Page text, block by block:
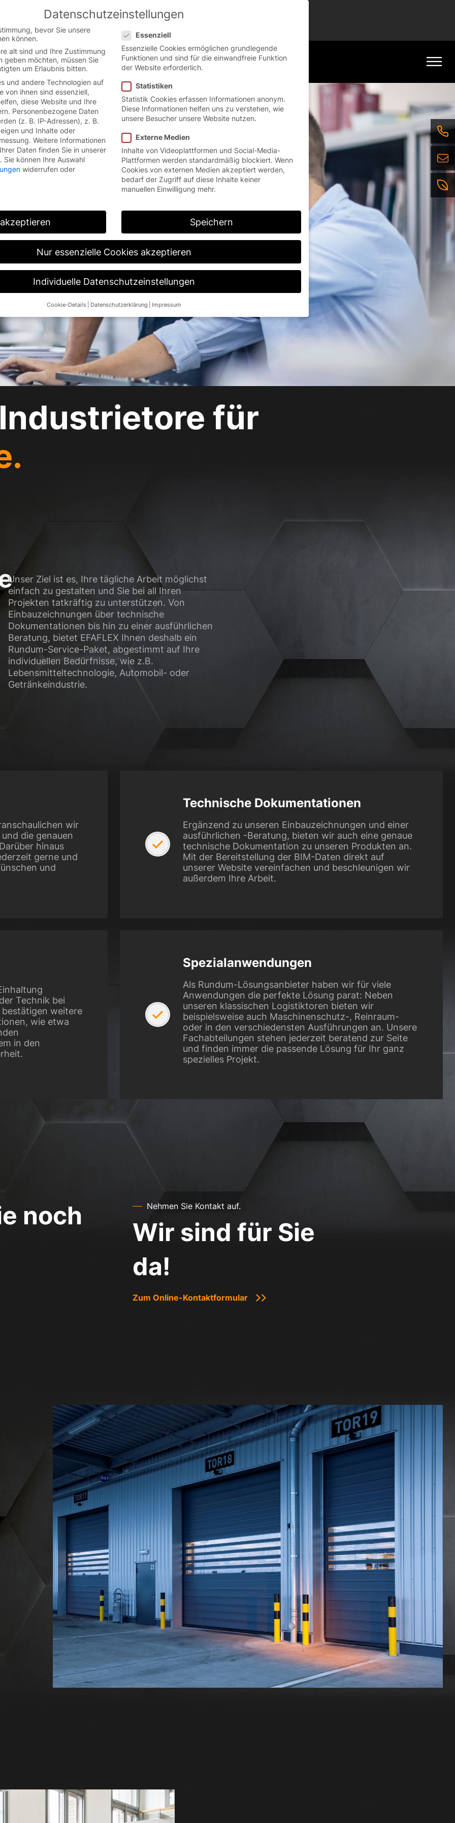
German website.
English
für
Unser Ziel ist es, Ihre tägliche Arbeit möglichst
einfach zu gestalten und Sie bei all Ihren
Projekten tatkräftig zu unterstützen. Von
Einbauzeichnungen über technische
Dokumentationen bis hin zu einer ausführlichen
Beratung, bietet EFAFLEX Ihnen deshalb ein
Rundum-Service-Paket, abgestimmt auf Ihre
individuellen Bedürfnisse, wie z.B.
Lebensmitteltechnologie, Automobil- oder
Getränkeindustrie.
wir
die genauen
hinaus
gerne und
und
Technische Dokumentationen
Ergänzend zu unseren Einbauzeichnungen und einer
ausführlichen -Beratung, bieten wir auch eine genaue
technische Dokumentation zu unseren Produkten an.
Mit der Bereitstellung der BIM-Daten direkt auf
unserer Website vereinfachen und beschleunigen wir
außerdem Ihre Arbeit.
Technik bei
bestätigen weitere
wie etwa
in den
Spezialanwendungen
Als Rundum-Lösungsanbieter haben wir für viele
Anwendungen die perfekte Lösung parat: Neben
unseren klassischen Logistiktoren bieten wir
beispielsweise auch Maschinenschutz-, Reinraum-
oder in den verschiedensten Ausführungen an. Unsere
Fachabteilungen stehen jederzeit beratend zur Seite
und finden immer die passende Lösung für Ihr ganz
spezielles Projekt.
noch
Nehmen Sie Kontakt auf.
Wir sind für Sie
da!
Zum Online-Kontaktformular
Datenschutzeinstellungen
bevor Sie unsere
können.
alt sind und Ihre Zustimmung
geben möchten, müssen Sie
um Erlaubnis bitten.
und andere Technologien auf
von ihnen sind essenziell,
diese Website und Ihre
Personenbezogene Daten
(z. B. IP-Adressen), z. B.
und Inhalte oder
Weitere Informationen
Daten finden Sie in unserer
. Sie können Ihre Auswahl
widerrufen oder
Essenziell
Essenzielle Cookies ermöglichen grundlegende
Funktionen und sind für die einwandfreie Funktion
der Website erforderlich.
Statistiken
Statistik Cookies erfassen Informationen anonym.
Diese Informationen helfen uns zu verstehen, wie
unsere Besucher unsere Website nutzen.
Externe Medien
Inhalte von Videoplattformen und Social-Media-
Plattformen werden standardmäßig blockiert. Wenn
Cookies von externen Medien akzeptiert werden,
bedarf der Zugriff auf diese Inhalte keiner
manuellen Einwilligung mehr.
Speichern
Nur essenzielle Cookies akzeptieren
Individuelle Datenschutzeinstellungen
Cookie-Details Datenschutzerklärung Impressum
Datenschutzeinstellungen
alt sind und Ihre Zustimmung zu freiwilligen Diensten geben möchten, müssen Sie Ihre
um Erlaubnis bitten.
und andere Technologien auf unserer Website. Einige von ihnen sind essenziell, während
Website und Ihre Erfahrung zu verbessern.
Personenbezogene Daten können
B. IP-Adressen), z. B. für personalisierte Anzeigen und Inhalte oder Anzeigen- und
Informationen über die Verwendung Ihrer Daten finden Sie in unserer
über alle verwendeten Cookies. Sie können Ihre Einwilligung zu ganzen Kategorien
Informationen anzeigen lassen und so nur bestimmte Cookies auswählen.
Speichern Nur essenzielle Cookies akzeptieren
Cookie-Informationen anzeigen
und Social-Media-Plattformen werden standardmäßig blockiert. Wenn Cookies von externen
bedarf der Zugriff auf diese Inhalte keiner manuellen Einwilligung mehr.
Cookie-Informationen anzeigen